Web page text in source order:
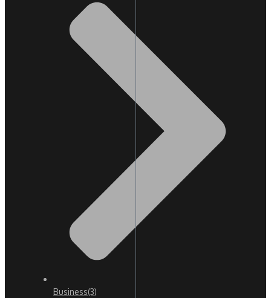
Business(3)